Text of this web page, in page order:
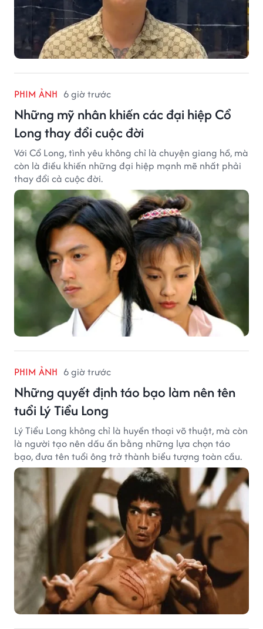
PHIM ẢNH 6 giờ trước
Những mỹ nhân khiến các đại hiệp Cổ
Long thay đổi cuộc đời
Với Cổ Long, tình yêu không chỉ là chuyện giang hồ, mà
còn là điều khiến những đại hiệp mạnh mẽ nhất phải
thay đổi cả cuộc đời.
PHIM ẢNH 6 giờ trước
Những quyết định táo bạo làm nên tên
tuổi Lý Tiểu Long
Lý Tiểu Long không chỉ là huyền thoại võ thuật, mà còn
là người tạo nên dấu ấn bằng những lựa chọn táo
bạo, đưa tên tuổi ông trở thành biểu tượng toàn cầu.